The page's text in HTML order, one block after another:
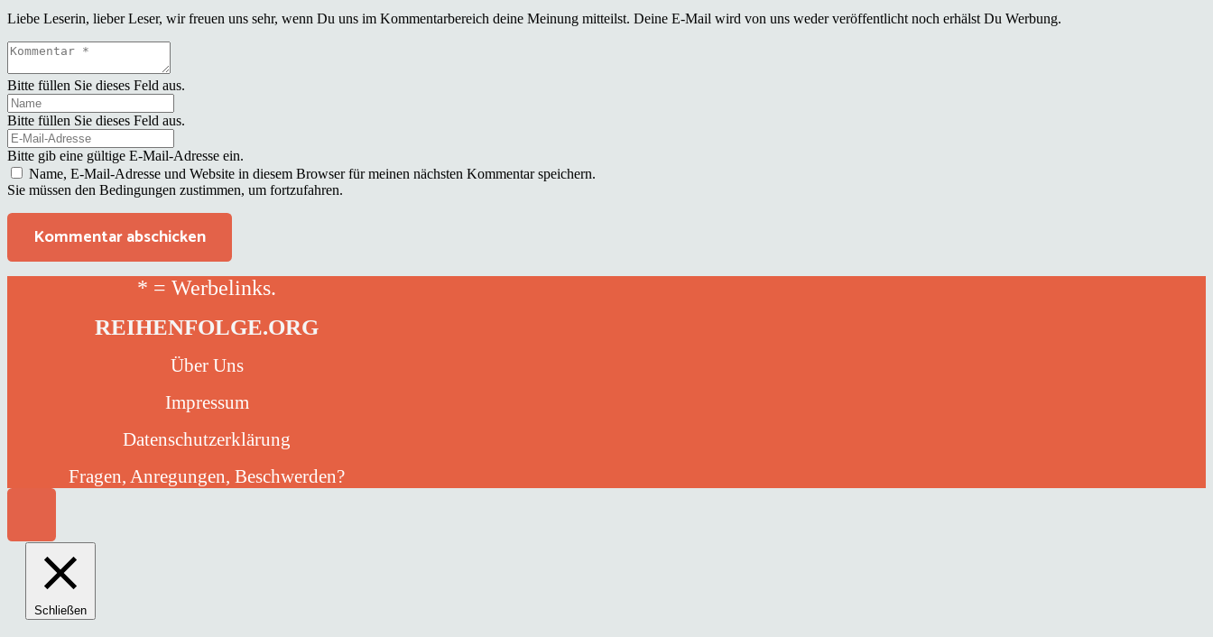
Liebe Leserin, lieber Leser, wir freuen uns sehr, wenn Du uns im Kommentarbereich deine Meinung mitteilst. Deine E-Mail wird von uns weder veröffentlicht noch erhälst Du Werbung.
Bitte füllen Sie dieses Feld aus.
Bitte füllen Sie dieses Feld aus.
Bitte gib eine gültige E-Mail-Adresse ein.
Name, E-Mail-Adresse und Website in diesem Browser für meinen nächsten Kommentar speichern.
Sie müssen den Bedingungen zustimmen, um fortzufahren.
Kommentar abschicken
* = Werbelinks.
REIHENFOLGE.ORG
Über Uns
Impressum
Datenschutzerklärung
Fragen, Anregungen, Beschwerden?
Schließen